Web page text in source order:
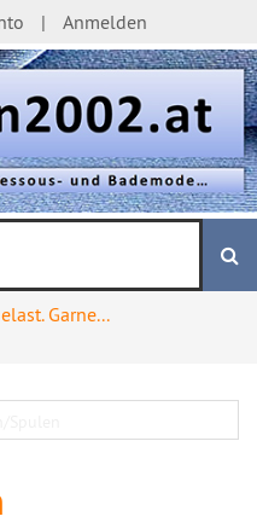
Anmelden
Garne...